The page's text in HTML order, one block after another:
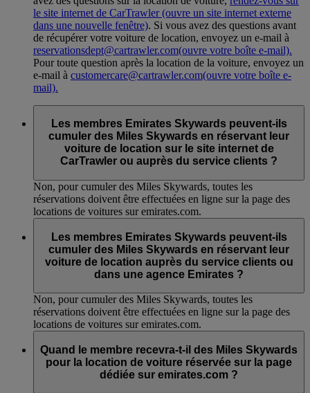
le site internet de CarTrawler(ouvre un site internet externe
dans une nouvelle fenêtre). Si vous avez des questions avant
de récupérer votre voiture de location, envoyez un e-mail à
reservationsdept@cartrawler.com(ouvre votre boîte e-mail).
Pour toute question après la location de la voiture, envoyez un
e-mail à customercare@cartrawler.com(ouvre votre boîte e-
mail).
Les membres Emirates Skywards peuvent-ils
cumuler des Miles Skywards en réservant leur
voiture de location sur le site internet de
CarTrawler ou auprès du service clients ?
Non, pour cumuler des Miles Skywards, toutes les
réservations doivent être effectuées en ligne sur la page des
locations de voitures sur emirates.com.
Les membres Emirates Skywards peuvent-ils
cumuler des Miles Skywards en réservant leur
voiture de location auprès du service clients ou
dans une agence Emirates ?
Non, pour cumuler des Miles Skywards, toutes les
réservations doivent être effectuées en ligne sur la page des
locations de voitures sur emirates.com.
Quand le membre recevra-t-il des Miles Skywards
pour la location de voiture réservée sur la page
dédiée sur emirates.com ?